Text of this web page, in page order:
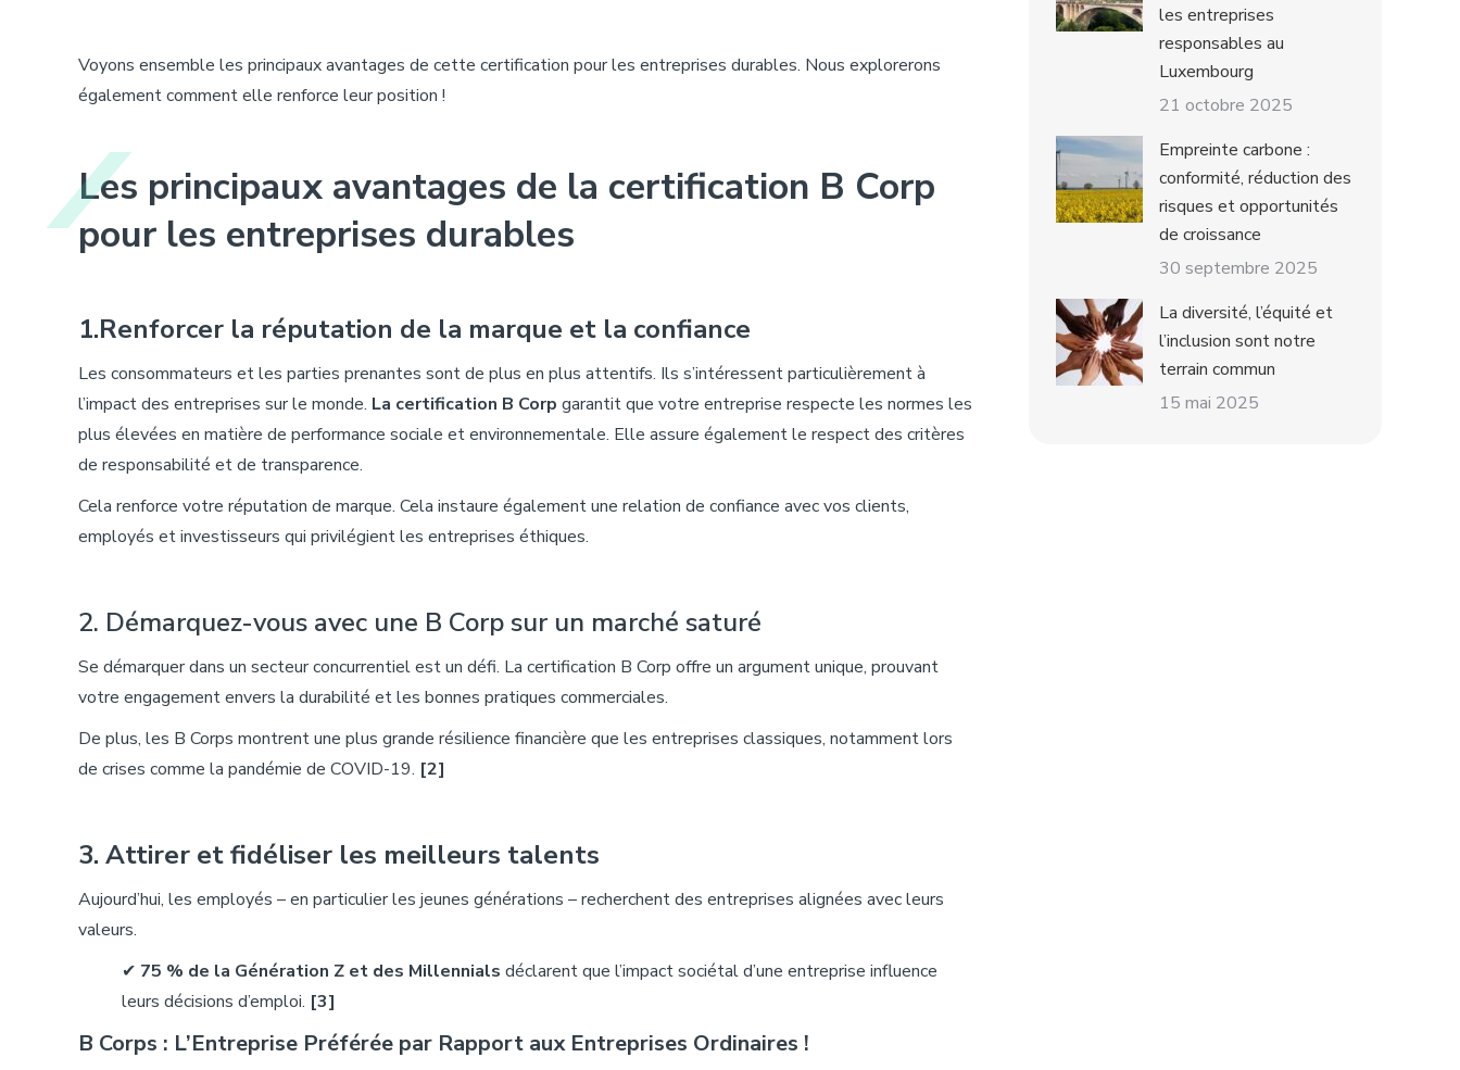
Voyons ensemble les principaux avantages de cette certification pour les entreprises durables. Nous explorerons
également comment elle renforce leur position !
Les principaux avantages de la certification B Corp
pour les entreprises durables
1.Renforcer la réputation de la marque et la confiance
Les consommateurs et les parties prenantes sont de plus en plus attentifs. Ils s’intéressent particulièrement à
l’impact des entreprises sur le monde. La certification B Corp garantit que votre entreprise respecte les normes les
plus élevées en matière de performance sociale et environnementale. Elle assure également le respect des critères
de responsabilité et de transparence.
Cela renforce votre réputation de marque. Cela instaure également une relation de confiance avec vos clients,
employés et investisseurs qui privilégient les entreprises éthiques.
2. Démarquez-vous avec une B Corp sur un marché saturé
Se démarquer dans un secteur concurrentiel est un défi. La certification B Corp offre un argument unique, prouvant
votre engagement envers la durabilité et les bonnes pratiques commerciales.
De plus, les B Corps montrent une plus grande résilience financière que les entreprises classiques, notamment lors
de crises comme la pandémie de COVID-19. [2]
3. Attirer etfidéliser les meilleurs talents
Aujourd’hui, les employés – en particulier les jeunes générations – recherchent des entreprises alignées avec leurs
valeurs.
✔ 75 % de la Génération Z et des Millennials déclarent que l’impact sociétal d’une entreprise influence
leurs décisions d’emploi. [3]
B Corps : L’Entreprise Préférée par Rapport aux Entreprises Ordinaires !
les entreprises
responsables au
Luxembourg
21 octobre 2025
Empreinte carbone :
conformité, réduction des
risques et opportunités
de croissance
30 septembre 2025
La diversité, l’équité et
l’inclusion sont notre
terrain commun
15 mai 2025